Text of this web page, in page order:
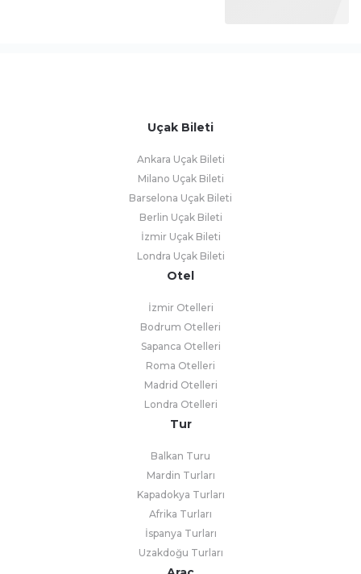
Uçak Bileti
Ankara Uçak Bileti
Milano Uçak Bileti
Barselona Uçak Bileti
Berlin Uçak Bileti
İzmir Uçak Bileti
Londra Uçak Bileti
Otel
İzmir Otelleri
Bodrum Otelleri
Sapanca Otelleri
Roma Otelleri
Madrid Otelleri
Londra Otelleri
Tur
Balkan Turu
Mardin Turları
Kapadokya Turları
Afrika Turları
İspanya Turları
Uzakdoğu Turları